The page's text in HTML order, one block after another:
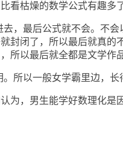
看枯燥的数学公式有趣多
，最后公式就不会。不会
封闭了，所以最后就真
所以最后就全都是文学作
所以一般女学霸里边，长
，男生能学好数理化是因